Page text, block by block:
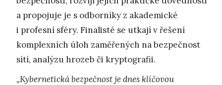
a propojuje je s odborníky z akademické
i profesní sféry. Finalisté se utkají v řešení
komplexních úloh zaměřených na bezpečnost
sítí, analýzu hrozeb či kryptografii.
„Kybernetická bezpečnost je dnes klíčovou